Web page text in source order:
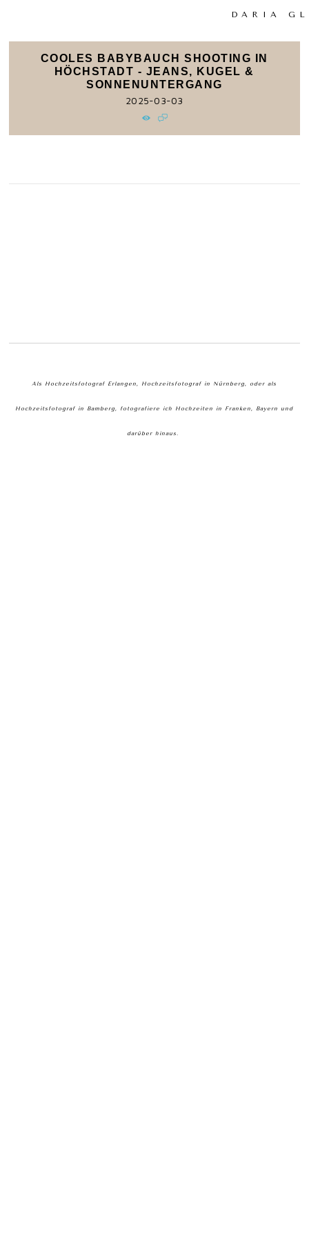
DARIA
COOLES BABYBAUCH SHOOTING IN
HÖCHSTADT - JEANS, KUGEL &
SONNENUNTERGANG
2025-03-03
Als Hochzeitsfotograf Erlangen, Hochzeitsfotograf in Nürnberg, oder als
Hochzeitsfotograf in Bamberg, fotografiere ich Hochzeiten in Franken, Bayern und
darüber hinaus.